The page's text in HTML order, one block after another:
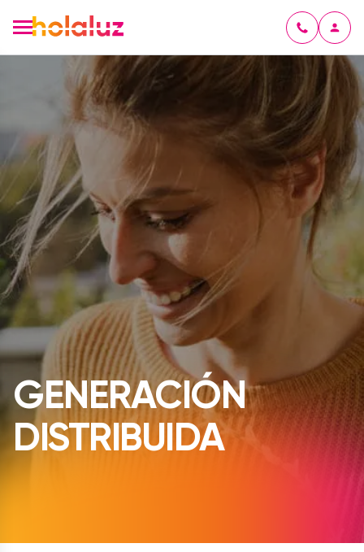
GENERACIÓN
DISTRIBUIDA